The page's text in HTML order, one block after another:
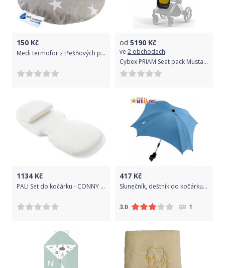
150 Kč
Medi termofor z třešňových pecek malý - šedá/bílé hvězdičky
od 5190 Kč
ve 2 obchodech
Cybex PRIAM Seat pack Mustard Yellow | yellow 2022
1134Kč
PALI Set do kočárku - CONNY MEMORY
417 Kč
Slunečník, deštník do kočárku Baby Nellys ® - modrý
3.0 1